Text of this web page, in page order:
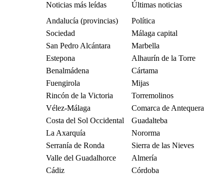
Noticias más leídas
Últimas noticias
Andalucía (provincias)
Política
Sociedad
Málaga capital
San Pedro Alcántara
Marbella
Estepona
Alhaurín de la Torre
Benalmádena
Cártama
Fuengirola
Mijas
Rincón de la Victoria
Torremolinos
Vélez-Málaga
Comarca de Antequera
Costa del Sol Occidental
Guadalteba
La Axarquía
Nororma
Serranía de Ronda
Sierra de las Nieves
Valle del Guadalhorce
Almería
Cádiz
Córdoba